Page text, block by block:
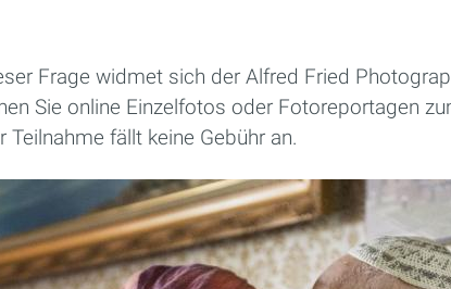
Frage widmet sich der Alfred Fried
Sie online Einzelfotos oder Fotoreportagen
Teilnahme fällt keine Gebühr an.